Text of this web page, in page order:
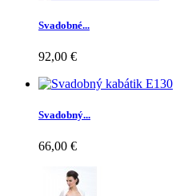
Svadobné...
92,00 €
Svadobný...
66,00 €